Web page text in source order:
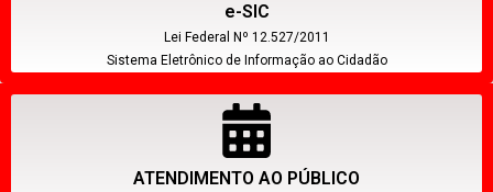
e-SIC
Lei Federal Nº 12.527/2011
Sistema Eletrônico de Informação ao Cidadão
ATENDIMENTO AO PÚBLICO